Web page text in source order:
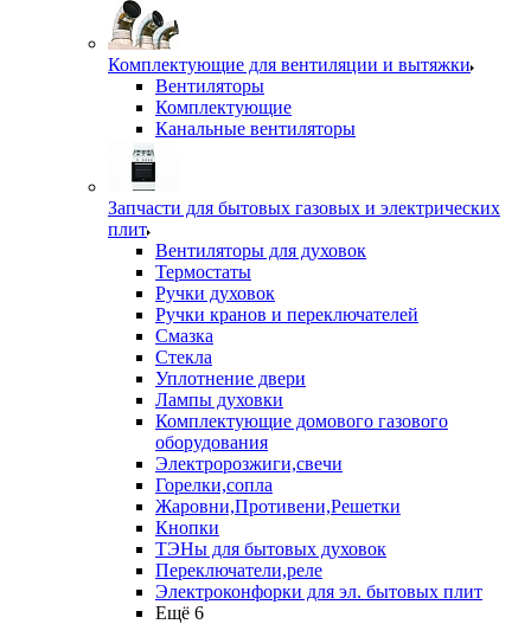
Комплектующие для вентиляции и вытяжки
Вентиляторы
Комплектующие
Канальные вентиляторы
Запчасти для бытовых газовых и электрических
плит
Вентиляторы для духовок
Термостаты
Ручки духовок
Ручки кранов и переключателей
Смазка
Стекла
Уплотнение двери
Лампы духовки
Комплектующие домового газового
оборудования
Электророзжиги,свечи
Горелки,сопла
Жаровни,Противени,Решетки
Кнопки
ТЭНы для бытовых духовок
Переключатели,реле
Электроконфорки для эл. бытовых плит
Ещё 6